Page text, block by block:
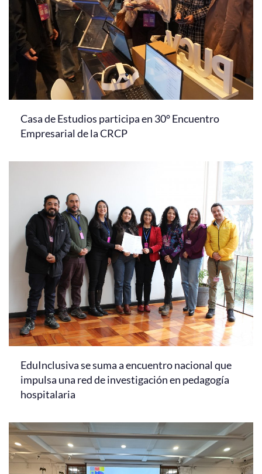
Casa de Estudios participa en 30° Encuentro
Empresarial de la CRCP
EduInclusiva se suma a encuentro nacional que
impulsa una red de investigación en pedagogía
hospitalaria